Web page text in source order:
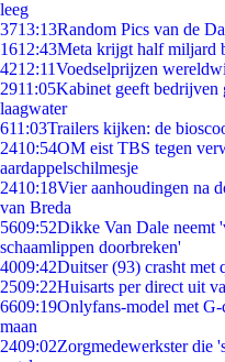
leeg
3713:13Random Pics van de
1612:43Meta krijgt half miljard
4212:11Voedselprijzen
2911:05Kabinet geeft bedrijven
laagwater
611:03Trailers kijken: de
2410:54OM eist TBS tegen
aardappelschilmesje
2410:18Vier aanhoudingen na
van Breda
5609:52Dikke Van Dale neemt
schaamlippen doorbreken'
4009:42Duitser (93) crasht met
2509:22Huisarts per direct uit
6609:19Onlyfans-model met
maan
2409:02Zorgmedewerkster die